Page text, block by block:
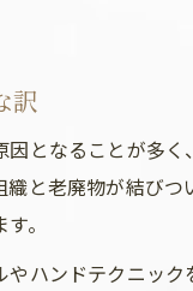
訳
となることが多
と老廃物が結び
。
ハンドテクニッ